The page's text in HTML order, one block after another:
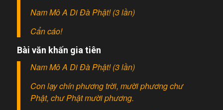
Nam Mô A Di Đà Phật! (3 lần)
Cẩn cáo!
Bài văn khấn gia tiên
Nam Mô A Di Đà Phật! (3 lần)
Con lạy chín phương trời, mười phương chư
Phật, chư Phật mười phương.